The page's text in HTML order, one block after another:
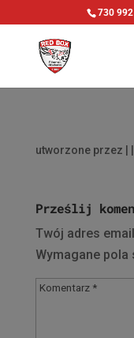
730
utworzone przez
Prześlij
Twój adres
Wymagane